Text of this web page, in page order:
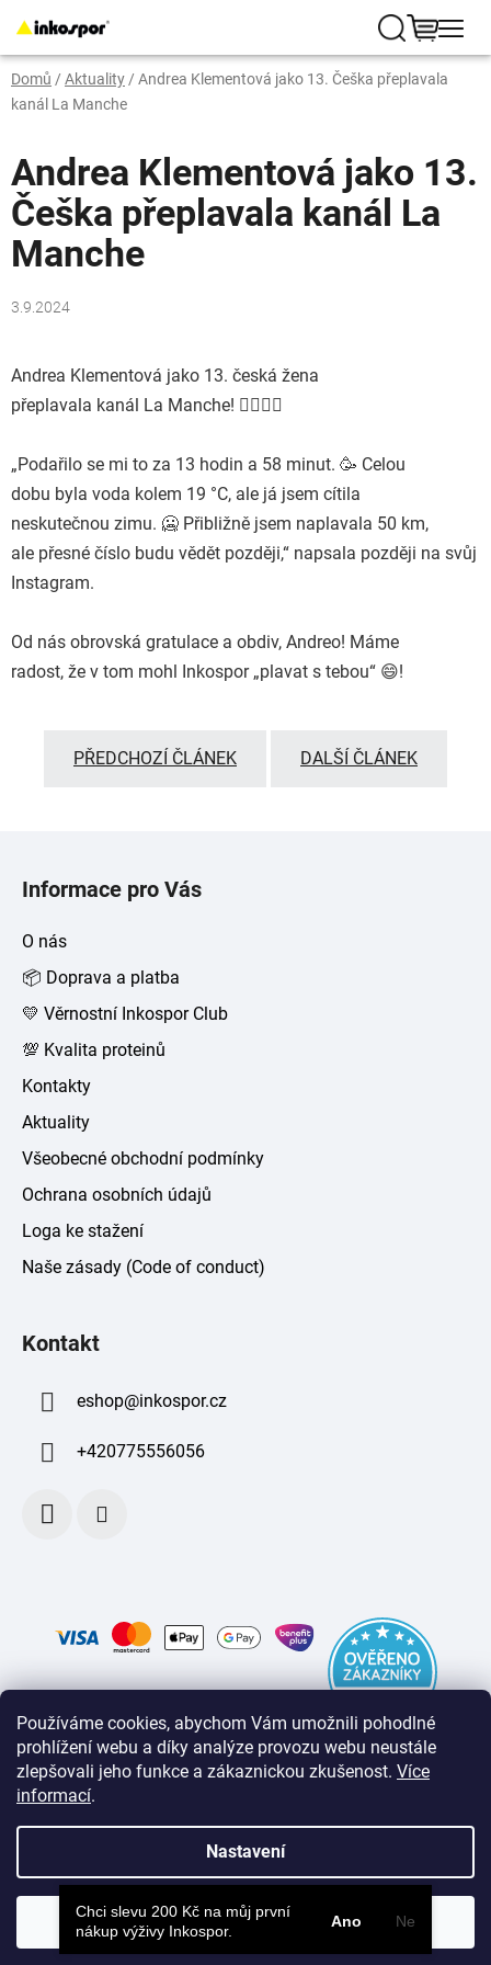
Používáme cookies, abychom Vám umožnili pohodlné
prohlížení webu a díky analýze provozu webu neustále
zlepšovali jeho funkce a zákaznickou zkušenost. Více
informací.
Nastavení
Souhlasím
na
obsah
Hledat
KOŠÍK
Domů / Aktuality/ Andrea Klementová jako 13. Češka přeplavala
kanál La Manche
Andrea Klementová jako 13.
Češka přeplavala kanál La
Manche
3.9.2024
Andrea Klementová jako 13. česká žena
přeplavala kanál La Manche! 🏊🏻‍♀️🌊
„Podařilo se mi to za 13 hodin a 58 minut. 🥳 Celou
dobu byla voda kolem 19 °C, ale já jsem cítila
neskutečnou zimu. 🥶 Přibližně jsem naplavala 50 km,
ale přesné číslo budu vědět později,“ napsala později na svůj
Instagram.
Od nás obrovská gratulace a obdiv, Andreo! Máme
radost, že v tom mohl Inkospor „plavat s tebou“ 😄!
PŘEDCHOZÍ ČLÁNEK DALŠÍ ČLÁNEK
Informace pro Vás
O nás
📦 Doprava a platba
💛 Věrnostní Inkospor Club
💯 Kvalita proteinů
Kontakty
Aktuality
Všeobecné obchodní podmínky
Ochrana osobních údajů
Loga ke stažení
Naše zásady (Code of conduct)
Kontakt
eshop@inkospor.cz
+420775556056
Vytvořil Shoptet
Copyright 2026inkospor.cz. Všechna práva vyhrazena.
Chci slevu 200 Kč na můj první
nákup výživy Inkospor.
Ano Ne